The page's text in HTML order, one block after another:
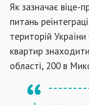
Як зазначає віце-
питань
територій
квартир
області, 200 в